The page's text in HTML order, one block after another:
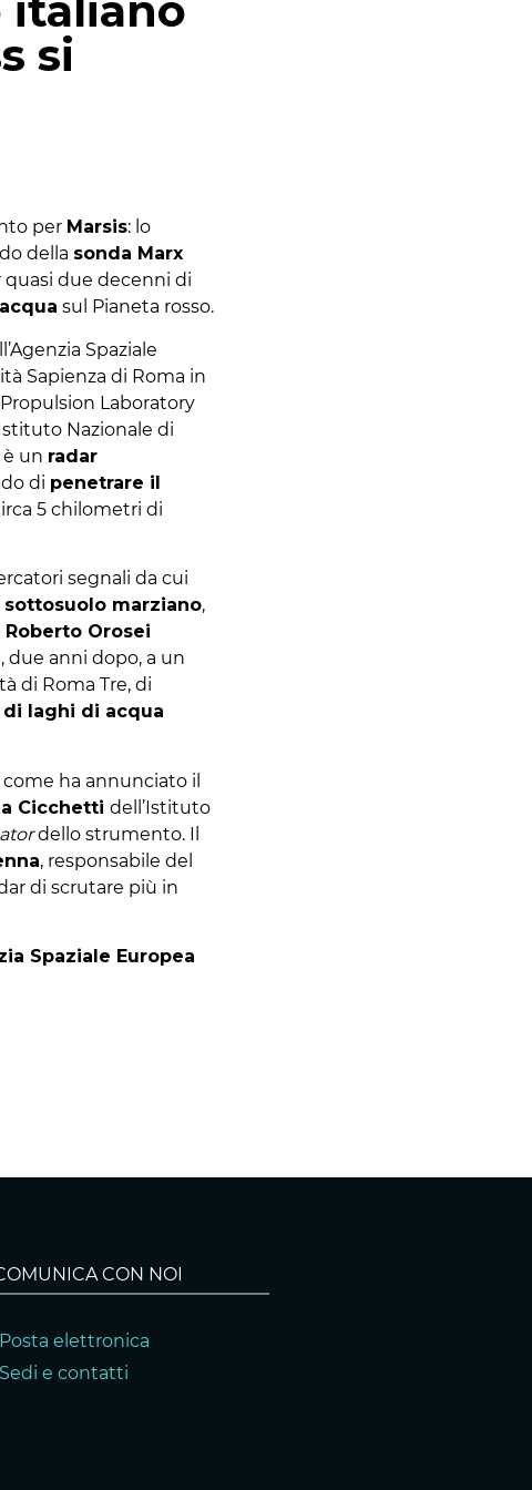
italiano
si
per Marsis: lo
della sonda Marx
due decenni di
sul Pianeta rosso.
Spaziale
Sapienza di Roma in
Laboratory
Nazionale di
è un radar
di penetrare il
5 chilometri di
segnali da cui
sottosuolo marziano,
Roberto Orosei
due anni dopo, a un
di Roma Tre, di
laghi di acqua
come ha annunciato il
Cicchettidell’Istituto
dello strumento. Il
, responsabile del
di scrutare più in
Spaziale Europea
CON NOI
Posta elettronica
Sedi e contatti